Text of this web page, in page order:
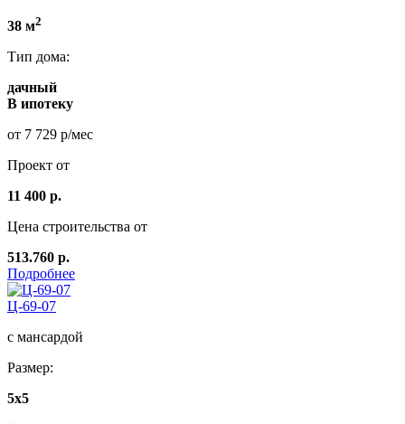
38 м2
Тип дома:
дачный
В ипотеку
от 7 729 р/мес
Проект от
11 400 р.
Цена строительства от
513.760 р.
Подробнее
Ц-69-07
с мансардой
Размер:
5x5